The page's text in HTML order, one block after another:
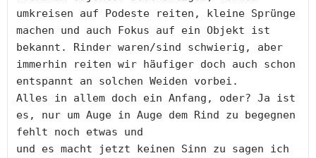
umkreisen auf Podeste reiten, kleine Sprünge
machen und auch Fokus auf ein Objekt ist
bekannt. Rinder waren/sind schwierig, aber
immerhin reiten wir häufiger doch auch schon
entspannt an solchen Weiden vorbei.
Alles in allem doch ein Anfang, oder? Ja ist
es, nur um Auge in Auge dem Rind zu begegnen
fehlt noch etwas und
und es macht jetzt keinen Sinn zu sagen ich